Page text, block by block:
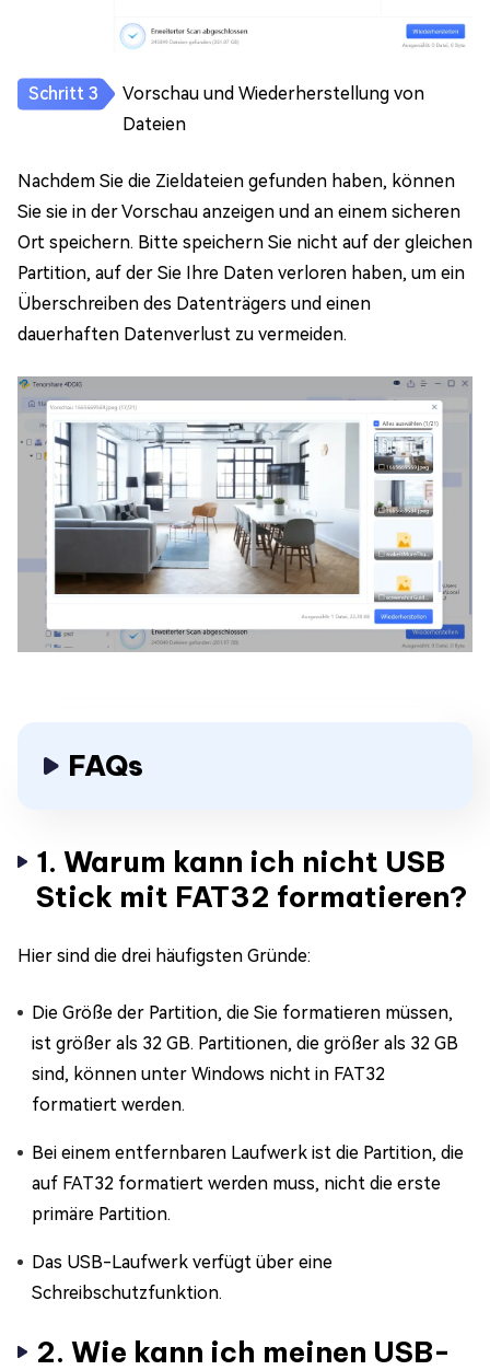
Vorschau und Wiederherstellung von
Dateien
Nachdem Sie die Zieldateien gefunden haben, können
Sie sie in der Vorschau anzeigen und an einem sicheren
Ort speichern. Bitte speichern Sie nicht auf der gleichen
Partition, auf der Sie Ihre Daten verloren haben, um ein
Überschreiben des Datenträgers und einen
dauerhaften Datenverlust zu vermeiden.
FAQs
1. Warum kann ich nicht USB
Stick mit FAT32 formatieren?
Hier sind die drei häufigsten Gründe:
Die Größe der Partition, die Sie formatieren müssen,
ist größer als 32 GB. Partitionen, die größer als 32 GB
sind, können unter Windows nicht in FAT32
formatiert werden.
Bei einem entfernbaren Laufwerk ist die Partition, die
auf FAT32 formatiert werden muss, nicht die erste
primäre Partition.
Das USB-Laufwerk verfügt über eine
Schreibschutzfunktion.
2. Wie kann ich meinen USB-